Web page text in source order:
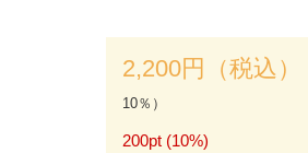
2,200円（税込）
10％）
200pt (10%)